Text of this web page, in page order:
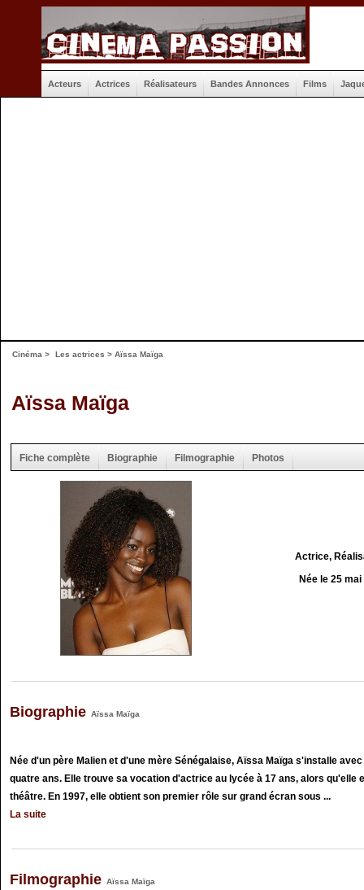
Acteurs Actrices Réalisateurs Bandes Annonces Films
Cinéma > Les actrices > Aïssa Maïga
Aïssa Maïga
Fiche complète Biographie Filmographie Photos
Actrice,
Née le 25 mai
Biographie Aïssa Maïga
Née d'un père Malien et d'une mère Sénégalaise, Aïssa Maïga s'installe
quatre ans. Elle trouve sa vocation d'actrice au lycée à 17 ans, alors qu'elle
théâtre. En 1997, elle obtient son premier rôle sur grand écran sous ...
La suite
Filmographie Aïssa Maïga